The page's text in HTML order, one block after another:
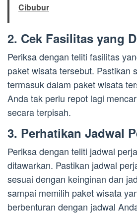
Cibubur
2. Cek Fasilitas yang
Periksa dengan teliti fasilitas
paket wisata tersebut. Pastikan
termasuk dalam paket wisata
Anda tak perlu repot lagi
secara terpisah.
3. Perhatikan Jadwal
Periksa dengan teliti jadwal
ditawarkan. Pastikan jadwal
sesuai dengan keinginan dan
sampai memilih paket wisata
berbenturan dengan jadwal